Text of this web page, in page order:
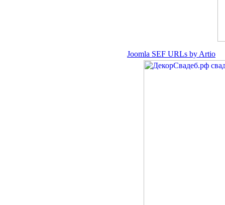
Joomla SEF URLs by Artio